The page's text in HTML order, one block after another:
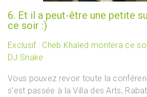
6. Et il a peut-être une petite
ce soir :)
Exclusif : Cheb Khaled montera ce
DJ Snake
Vous pouvez revoir toute la
s’est passée à la Villa des Arts,